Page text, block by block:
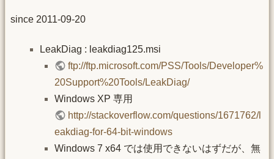
since 2011-09-20
LeakDiag : leakdiag125.msi
ftp://ftp.microsoft.com/PSS/Tools/Developer%
20Support%20Tools/LeakDiag/
Windows XP 専用
http://stackoverflow.com/questions/1671762/l
eakdiag-for-64-bit-windows
Windows 7 x64 では使用できないはずだが、無